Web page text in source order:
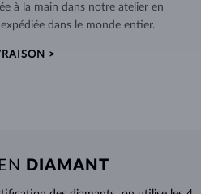
à la main dans notre atelier en
dans le monde entier.
>
DIAMANT